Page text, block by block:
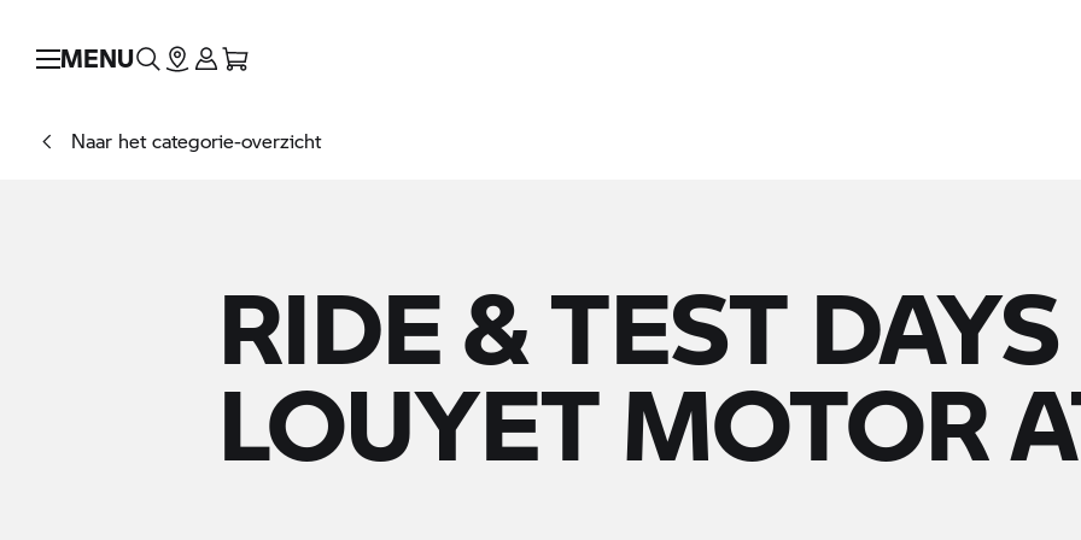
MENU
Naar het categorie-overzicht
RIDE & TEST
LOUYET MOTOR